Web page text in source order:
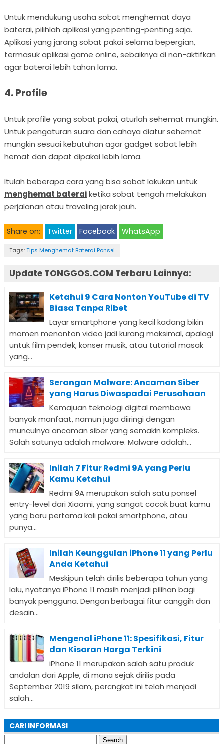
Untuk mendukung usaha sobat menghemat daya
baterai, pilihlah aplikasi yang penting-penting saja.
Aplikasi yang jarang sobat pakai selama bepergian,
termasuk aplikasi game online, sebaiknya di non-aktifkan
agar baterai lebih tahan lama.
4. Profile
Untuk profile yang sobat pakai, aturlah sehemat mungkin.
Untuk pengaturan suara dan cahaya diatur sehemat
mungkin sesuai kebutuhan agar gadget sobat lebih
hemat dan dapat dipakai lebih lama.
Itulah beberapa cara yang bisa sobat lakukan untuk
menghemat bateraiketika sobat tengah melakukan
perjalanan atau traveling jarak jauh.
Share on: Twitter Facebook WhatsApp
Tags:Tips Menghemat Baterai Ponsel
Update TONGGOS.COM Terbaru Lainnya:
Ketahui 9 Cara Nonton YouTube di TV
Biasa Tanpa Ribet
Layar smartphone yang kecil kadang bikin
momen menonton video jadi kurang maksimal, apalagi
untuk film pendek, konser musik, atau tutorial masak
yang...
Serangan Malware: Ancaman Siber
yang Harus Diwaspadai Perusahaan
Kemajuan teknologi digital membawa
banyak manfaat, namun juga diiringi dengan
munculnya ancaman siber yang semakin kompleks.
Salah satunya adalah malware. Malware adalah...
Inilah 7 Fitur Redmi 9A yang Perlu
Kamu Ketahui
Redmi 9A merupakan salah satu ponsel
entry-level dari Xiaomi, yang sangat cocok buat kamu
yang baru pertama kali pakai smartphone, atau
punya...
Inilah Keunggulan iPhone 11 yang Perlu
Anda Ketahui
Meskipun telah dirilis beberapa tahun yang
lalu, nyatanya iPhone 11 masih menjadi pilihan bagi
banyak pengguna. Dengan berbagai fitur canggih dan
desain...
Mengenal iPhone 11: Spesifikasi, Fitur
dan Kisaran Harga Terkini
iPhone 11 merupakan salah satu produk
andalan dari Apple, di mana sejak dirilis pada
September 2019 silam, perangkat ini telah menjadi
salah...
CARI INFORMASI